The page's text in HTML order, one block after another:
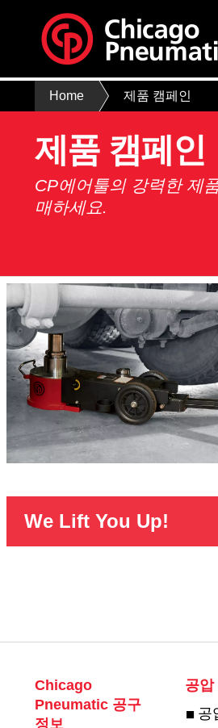
Home 제품 캠페인
제품 캠페인
CP에어툴의 강력한 제
매하세요.
We Lift You Up!
Chicago
Pneumatic 공구
정보
공압
공